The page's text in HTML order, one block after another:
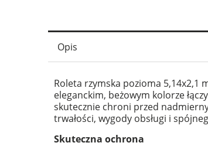
Opis
Roleta rzymska pozioma 5,14x2,1
eleganckim, beżowym kolorze
skutecznie chroni przed
trwałości, wygody obsługi i
Skuteczna ochrona